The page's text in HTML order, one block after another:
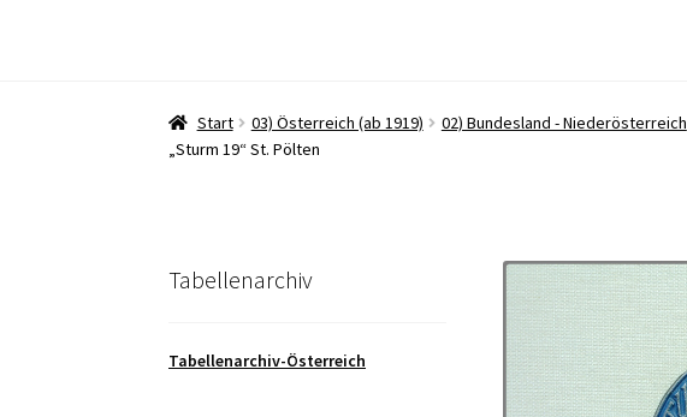
Start 03) Österreich (ab 1919) 02) Bundesland - Niederösterreich
„Sturm 19“ St. Pölten
Tabellenarchiv
Tabellenarchiv-Österreich